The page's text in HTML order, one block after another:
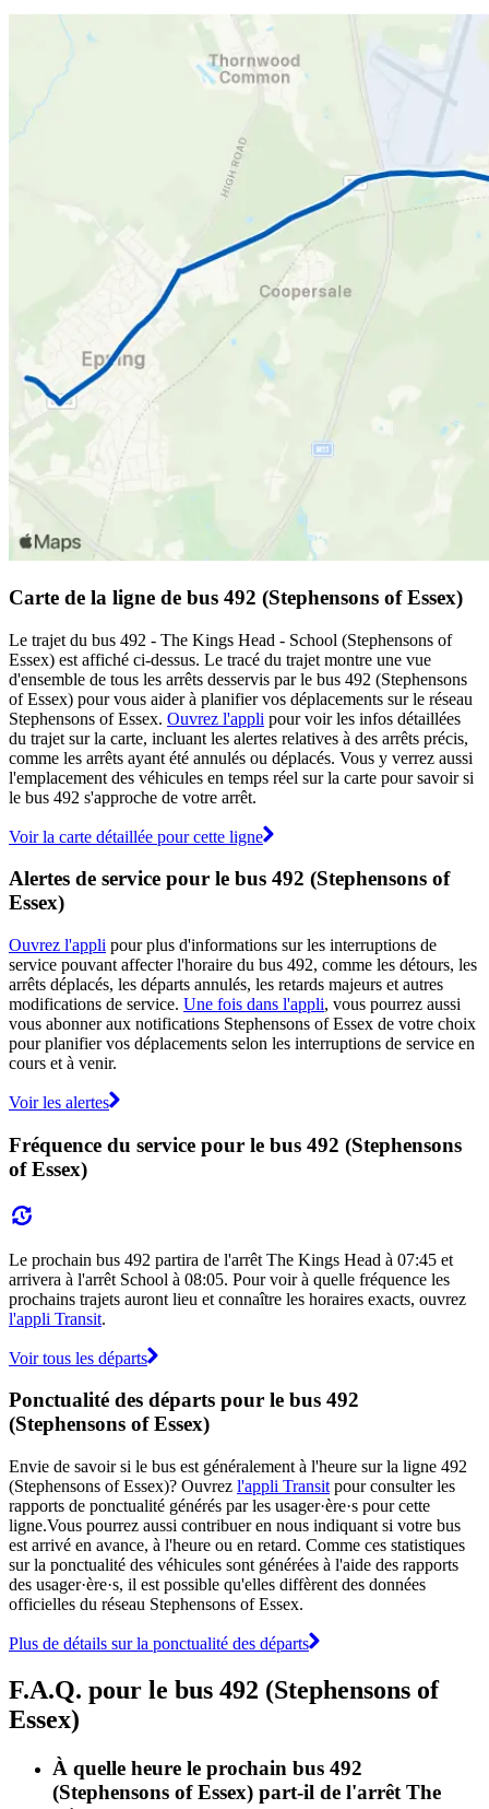
Carte de la ligne de bus 492 (Stephensons of Essex)
Le trajet du bus 492 - The Kings Head - School (Stephensons of
Essex) est affiché ci-dessus. Le tracé du trajet montre une vue
d'ensemble de tous les arrêts desservis par le bus 492 (Stephensons
of Essex) pour vous aider à planifier vos déplacements sur le réseau
Stephensons of Essex. Ouvrez l'appli pour voir les infos détaillées
du trajet sur la carte, incluant les alertes relatives à des arrêts précis,
comme les arrêts ayant été annulés ou déplacés. Vous y verrez aussi
l'emplacement des véhicules en temps réel sur la carte pour savoir si
le bus 492 s'approche de votre arrêt.
Voir la carte détaillée pour cette ligne
Alertes de service pour le bus 492 (Stephensons of
Essex)
Ouvrez l'appli pour plus d'informations sur les interruptions de
service pouvant affecter l'horaire du bus 492, comme les détours, les
arrêts déplacés, les départs annulés, les retards majeurs et autres
modifications de service. Une fois dans l'appli, vous pourrez aussi
vous abonner aux notifications Stephensons of Essex de votre choix
pour planifier vos déplacements selon les interruptions de service en
cours et à venir.
Voir les alertes
Fréquence du service pour le bus 492 (Stephensons
of Essex)
Le prochain bus 492 partira de l'arrêt The Kings Head à 07:45 et
arrivera à l'arrêt School à 08:05. Pour voir à quelle fréquence les
prochains trajets auront lieu et connaître les horaires exacts, ouvrez
l'appli Transit.
Voir tous les départs
Ponctualité des départs pour le bus 492
(Stephensons of Essex)
Envie de savoir si le bus est généralement à l'heure sur la ligne 492
(Stephensons of Essex)? Ouvrez l'appli Transit pour consulter les
rapports de ponctualité générés par les usager·ère·s pour cette
ligne.Vous pourrez aussi contribuer en nous indiquant si votre bus
est arrivé en avance, à l'heure ou en retard. Comme ces statistiques
sur la ponctualité des véhicules sont générées à l'aide des rapports
des usager·ère·s, il est possible qu'elles diffèrent des données
officielles du réseau Stephensons of Essex.
Plus de détails sur la ponctualité des départs
F.A.Q. pour le bus 492 (Stephensons of
Essex)
À quelle heure le prochain bus 492
(Stephensons of Essex) part-il de l'arrêt The